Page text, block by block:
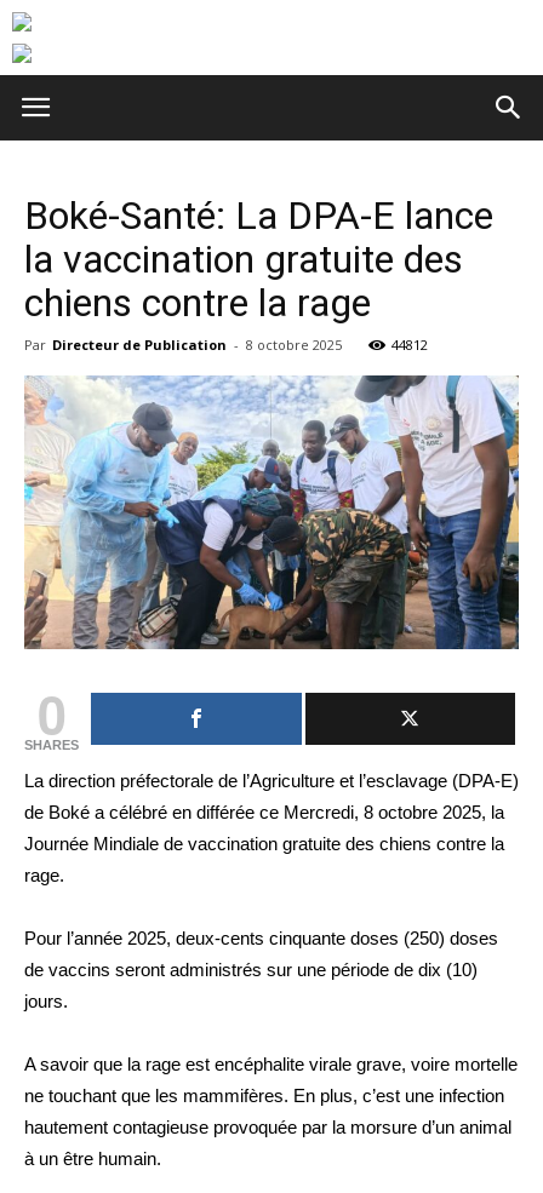
Boké-Santé: La DPA-E lance
la vaccination gratuite des
chiens contre la rage
Par Directeur de Publication - 8 octobre 2025 44812
0
SHARES
La direction préfectorale de l’Agriculture et l’esclavage (DPA-E)
de Boké a célébré en différée ce Mercredi, 8 octobre 2025, la
Journée Mindiale de vaccination gratuite des chiens contre la
rage.
Pour l’année 2025, deux-cents cinquante doses (250) doses
de vaccins seront administrés sur une période de dix (10)
jours.
A savoir que la rage est encéphalite virale grave, voire mortelle
ne touchant que les mammifères. En plus, c’est une infection
hautement contagieuse provoquée par la morsure d’un animal
à un être humain.